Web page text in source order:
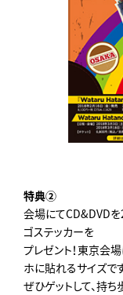
特典②
会場にてCD&DVD
ゴステッカーを
プレゼント！東京会
ホに貼れるサイズで
ぜひゲットして、持